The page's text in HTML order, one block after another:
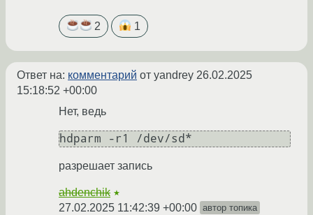
2 1
Ответ на: комментарий от yandrey 26.02.2025
15:18:52 +00:00
Нет, ведь
разрешает запись
ahdenchik ★
27.02.2025 11:42:39 +00:00 автор топика